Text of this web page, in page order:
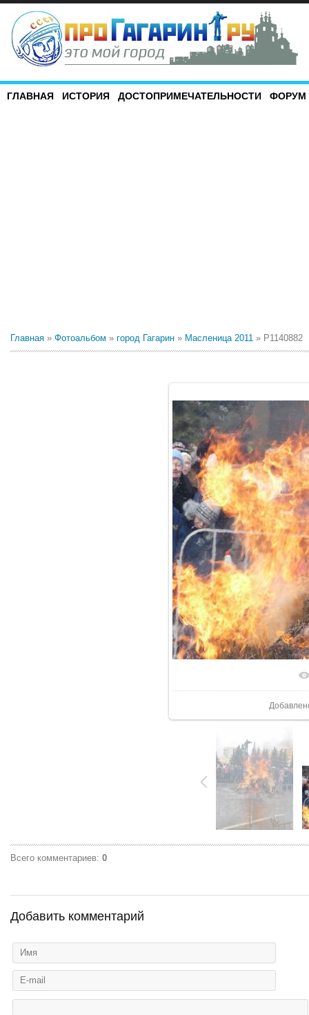
ГЛАВНАЯ ИСТОРИЯ ДОСТОПРИМЕЧАТЕЛЬНОСТИ ФОРУМ
Главная » Фотоальбом » город Гагарин » Масленица 2011 » P1140882
В
Всего комментариев: 0
Добавить комментарий